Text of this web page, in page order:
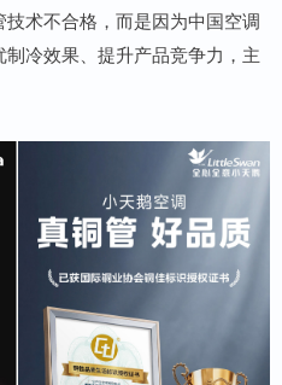
术不合格，而是因为中国空调
冷效果、提升产品竞争力，主